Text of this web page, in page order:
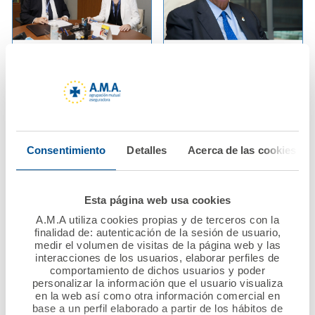
Consentimiento Detalles Acerca de las cookies
Esta página web usa cookies
A.M.A utiliza cookies propias y de terceros con la
finalidad de: autenticación de la sesión de usuario,
medir el volumen de visitas de la página web y las
interacciones de los usuarios, elaborar perfiles de
comportamiento de dichos usuarios y poder
personalizar la información que el usuario visualiza
en la web así como otra información comercial en
base a un perfil elaborado a partir de los hábitos de
AMA Vida firma póliza
colectiva de Vida con
d'Infermeres i
Infermers de
Nacional Mutualista
Solidario, dotado con
Ver noticia